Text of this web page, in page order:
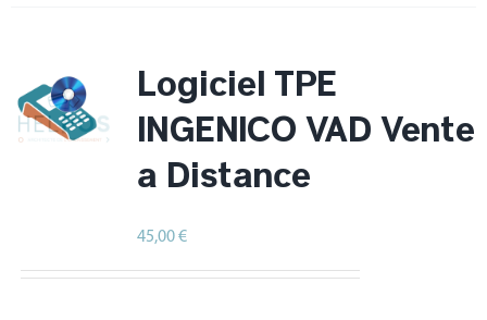
Logiciel TPE
INGENICO VAD Vente
à Distance
45,00€